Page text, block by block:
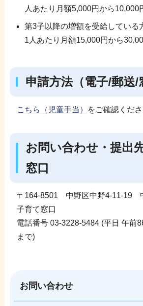
人あたり月額5,000円から10,000
第3子以降の増額を受給してい
1人あたり月額15,000円から
申請方法（電子/郵送/
こちら（児童手当） をご確認くださ
お問い合わせ・提出
窓口
〒164-8501 中野区中野4-11-19
子育て窓口
電話番号 03-3228-5484 (平日 午前
まで)
お問い合わせ